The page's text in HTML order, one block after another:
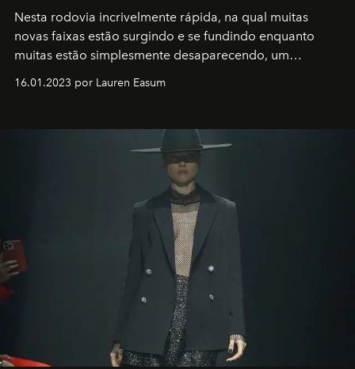
Nesta rodovia incrivelmente rápida, na qual muitas
novas faixas estão surgindo e se fundindo enquanto
muitas estão simplesmente desaparecendo, um
transportador AMTD abrindo caminho para muitos
por propósitos, com um claro senso de missão na vida e
16.01.2023 por Lauren Easum